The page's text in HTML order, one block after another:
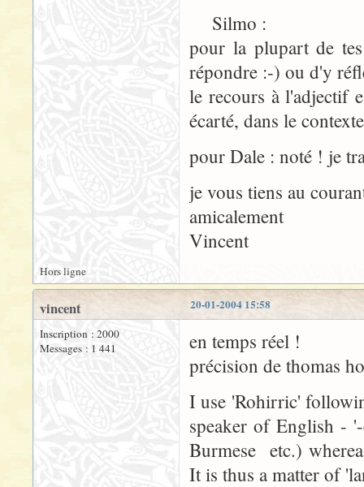
Silmo :
pour la plupart de
répondre :-) ou d'y
le recours à l'adjectif
écarté, dans le
pour Dale : noté ! je
je vous tiens au
amicalement
Vincent
Hors ligne
20-01-2004 15:58
vincent
Inscription : 2000
Messages : 1 441
en temps réel !
précision de thomas
I use 'Rohirric'
speaker of English - '-
Burmese etc.)
It is thus a matter of